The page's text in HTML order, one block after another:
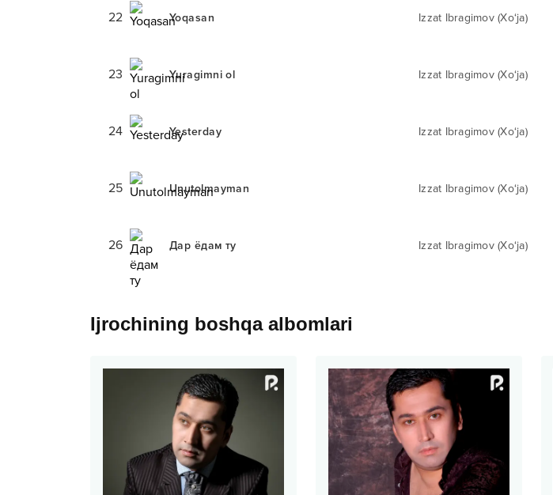
22 Yoqasan Izzat Ibragimov (Xo‘ja)
23 Yuragimni ol Izzat Ibragimov (Xo‘ja)
24 Yesterday Izzat Ibragimov (Xo‘ja)
25 Unutolmayman Izzat Ibragimov (Xo‘ja)
26 Дар ёдам ту Izzat Ibragimov (Xo‘ja)
Ijrochining boshqa albomlari